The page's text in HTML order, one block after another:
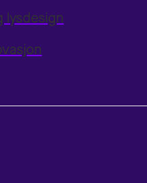
lysdesign